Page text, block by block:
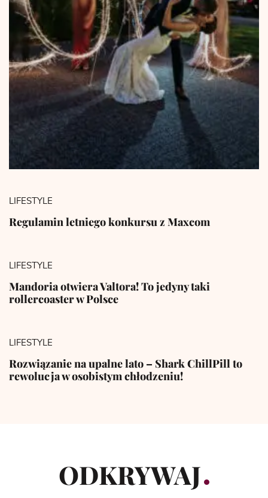
LIFESTYLE
Regulamin letniego konkursu z Maxcom
LIFESTYLE
Mandoria otwiera Valtora! To jedyny taki
rollercoaster w Polsce
LIFESTYLE
Rozwiązanie na upalne lato – Shark ChillPill to
rewolucja w osobistym chłodzeniu!
ODKRYWAJ